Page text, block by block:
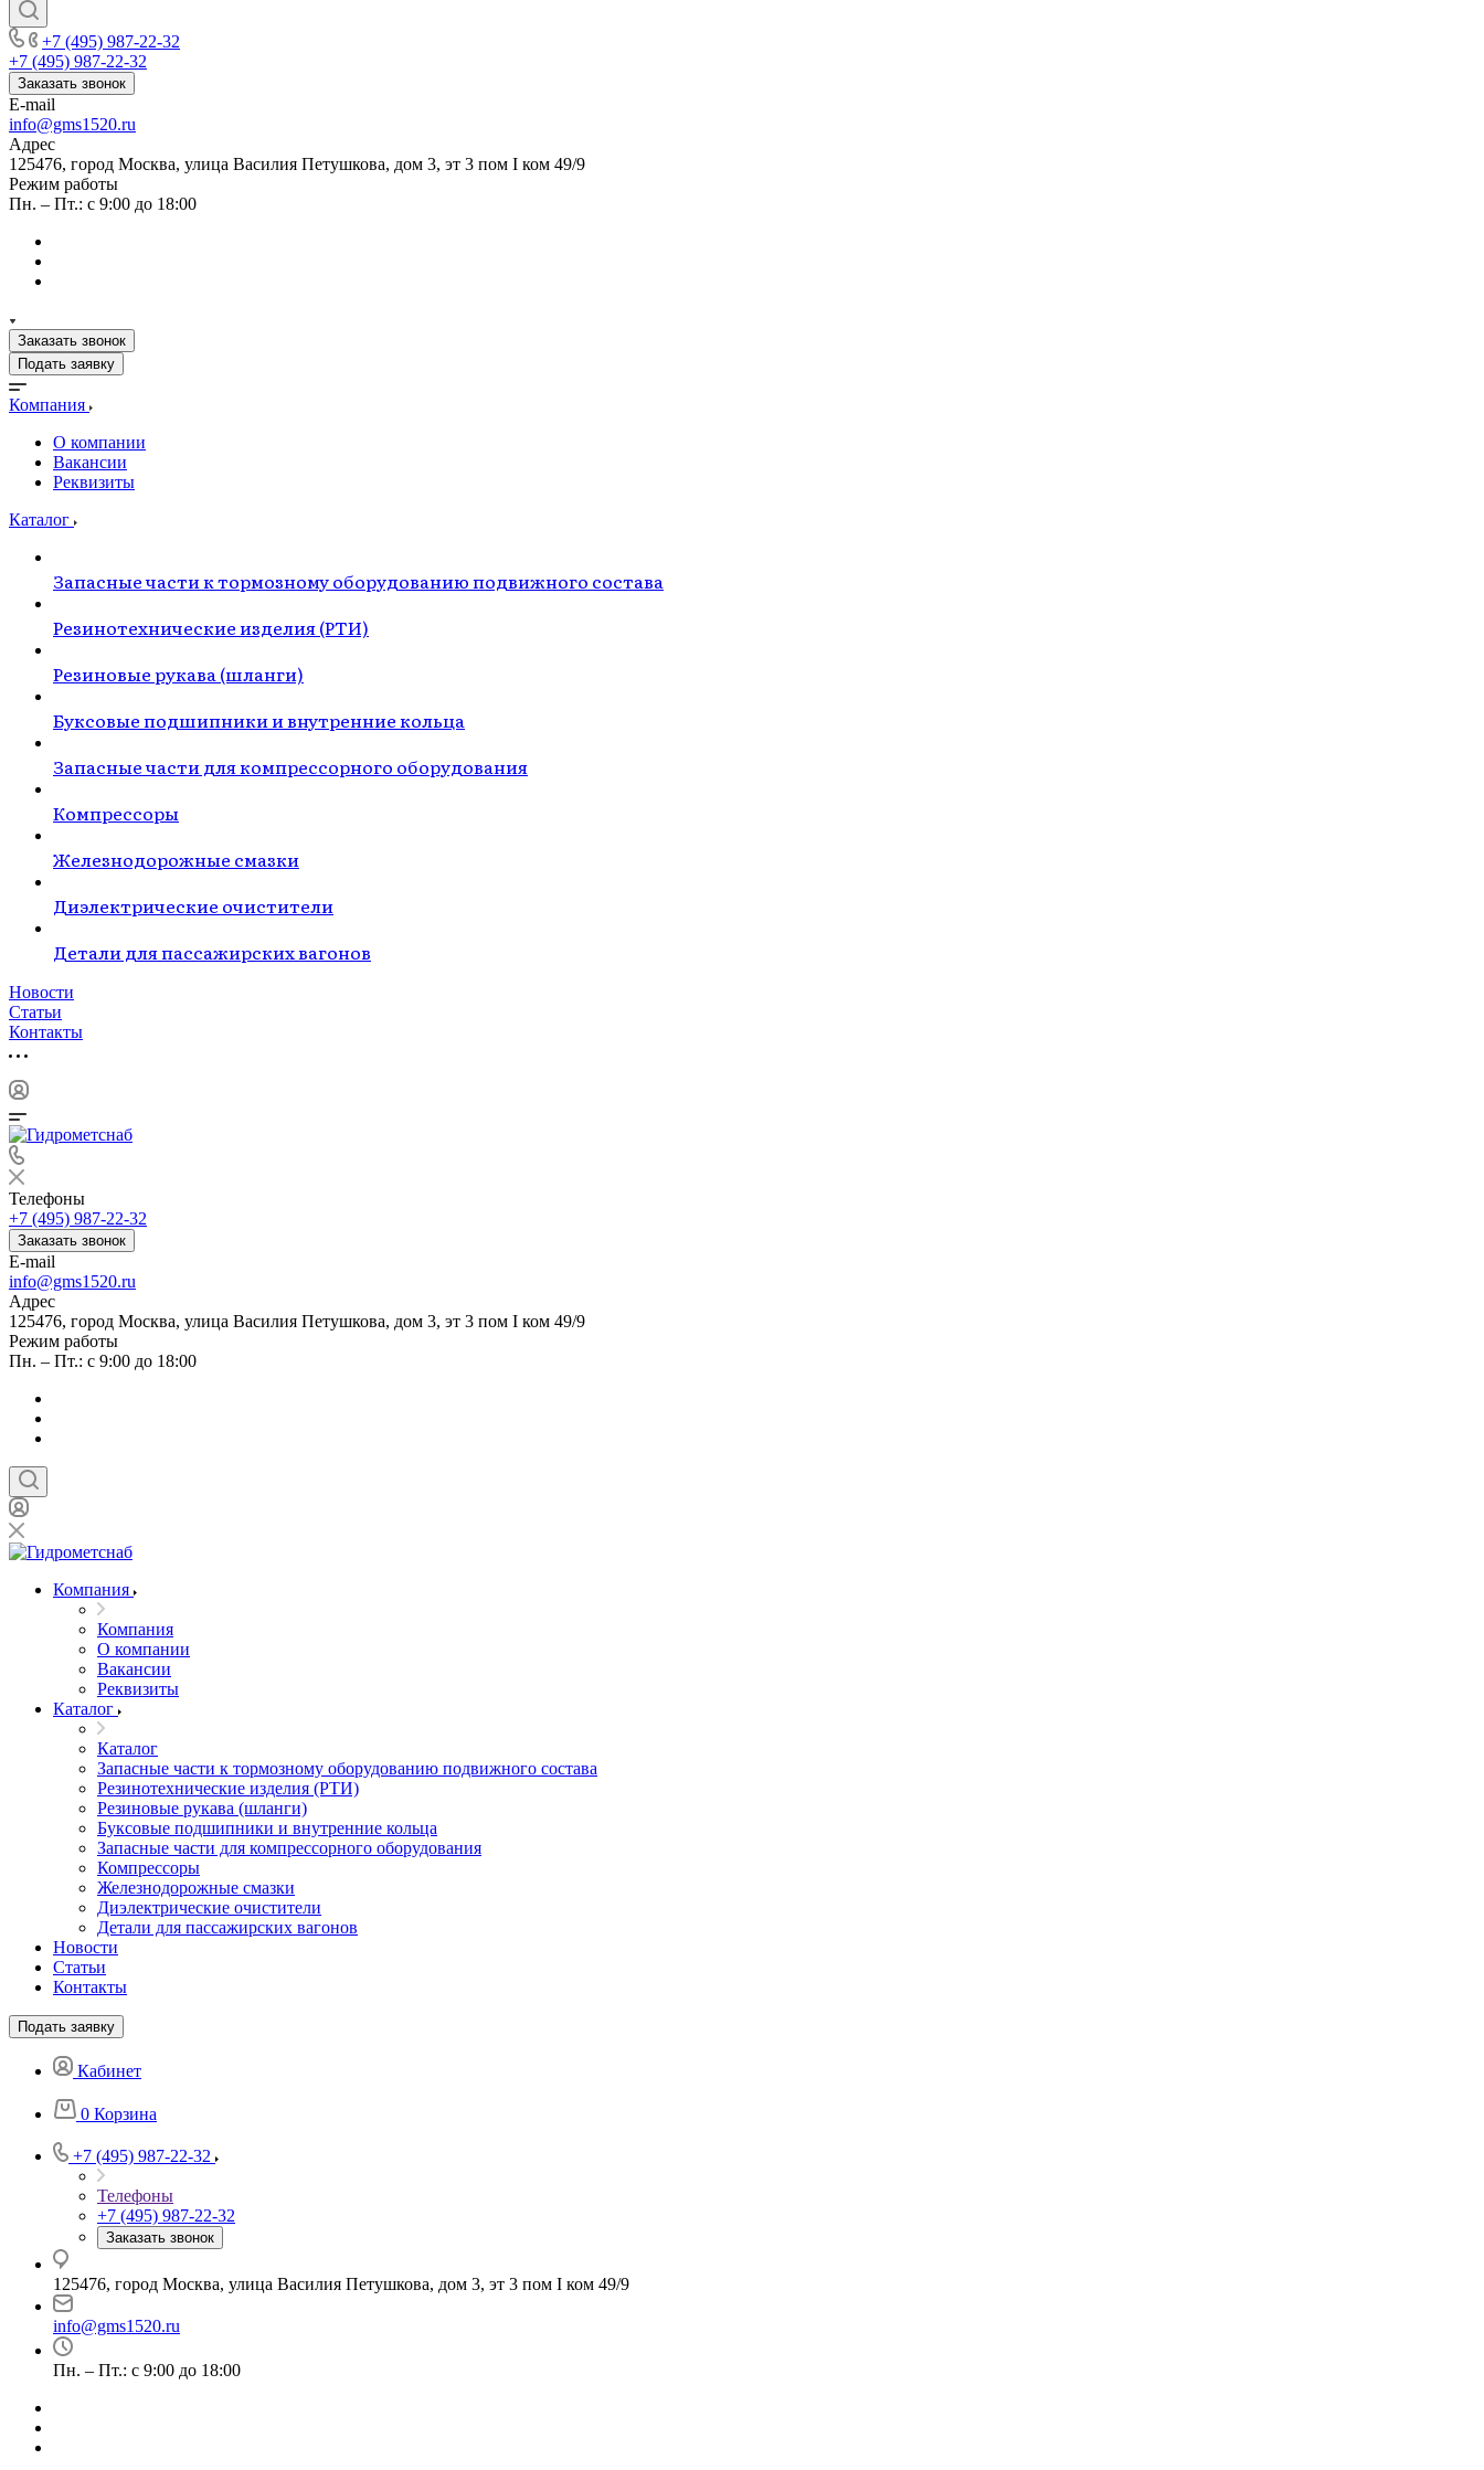
+7 (495) 987-22-32
+7 (495) 987-22-32
Заказать звонок
E-mail
info@gms1520.ru
Адрес
125476, город Москва, улица Василия Петушкова, дом 3, эт 3 пом I ком 49/9
Режим работы
Пн. – Пт.: с 9:00 до 18:00
Заказать звонок
Подать заявку
Компания
О компании
Вакансии
Реквизиты
Каталог
Запасные части к тормозному оборудованию подвижного состава
Резинотехнические изделия (РТИ)
Резиновые рукава (шланги)
Буксовые подшипники и внутренние кольца
Запасные части для компрессорного оборудования
Компрессоры
Железнодорожные смазки
Диэлектрические очистители
Детали для пассажирских вагонов
Новости
Статьи
Контакты
Телефоны
+7 (495) 987-22-32
Заказать звонок
E-mail
info@gms1520.ru
Адрес
125476, город Москва, улица Василия Петушкова, дом 3, эт 3 пом I ком 49/9
Режим работы
Пн. – Пт.: с 9:00 до 18:00
Компания
Компания
О компании
Вакансии
Реквизиты
Каталог
Каталог
Запасные части к тормозному оборудованию подвижного состава
Резинотехнические изделия (РТИ)
Резиновые рукава (шланги)
Буксовые подшипники и внутренние кольца
Запасные части для компрессорного оборудования
Компрессоры
Железнодорожные смазки
Диэлектрические очистители
Детали для пассажирских вагонов
Новости
Статьи
Контакты
Подать заявку
Кабинет
0 Корзина
+7 (495) 987-22-32
Телефоны
+7 (495) 987-22-32
Заказать звонок
125476, город Москва, улица Василия Петушкова, дом 3, эт 3 пом I ком 49/9
info@gms1520.ru
Пн. – Пт.: с 9:00 до 18:00